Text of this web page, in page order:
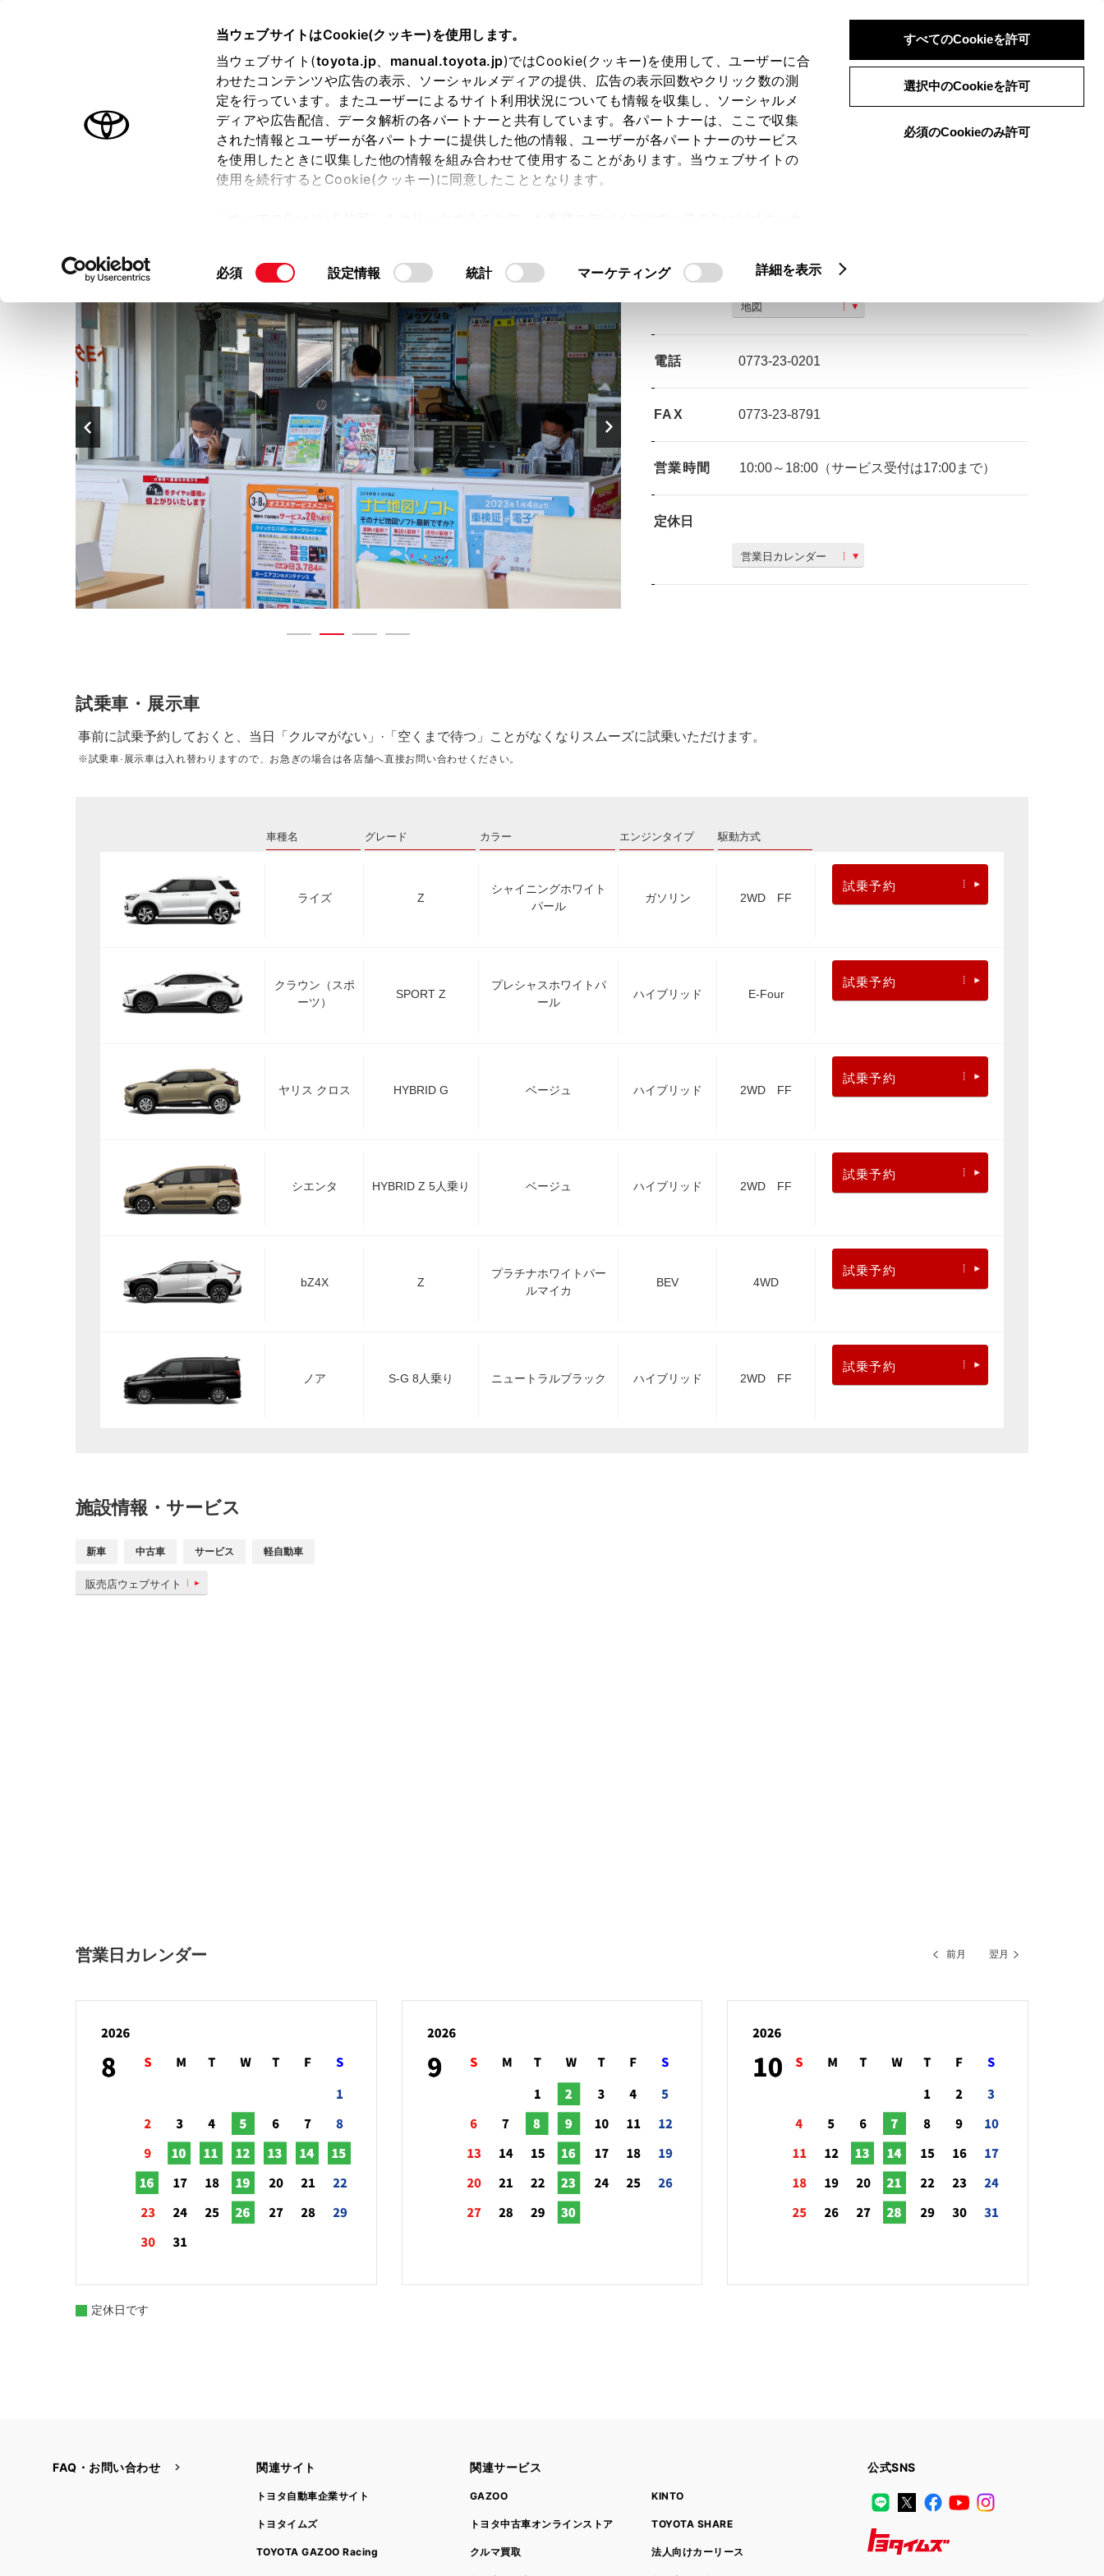
当ウェブサイトはCookie(クッキー)を使用します。
当ウェブサイト(toyota.jp、 manual.toyota.jp)ではCookie(クッキー)を使用して、ユーザーに合
わせたコンテンツや広告の表示、ソーシャルメディアの提供、広告の表示回数やクリック数の測
定を行っています。またユーザーによるサイト利用状況についても情報を収集し、ソーシャルメ
ディアや広告配信、データ解析の各パートナーと共有しています。各パートナーは、ここで収集
された情報とユーザーが各パートナーに提供した他の情報、ユーザーが各パートナーのサービス
を使用したときに収集した他の情報を組み合わせて使用することがあります。当ウェブサイトの
使用を続行するとCookie(クッキー)に同意したこととなります。
て」をご覧ください。
同
の
選
択
必須 設定情報 統計 マーケティング 詳細を表示
すべてのCookieを許可
選択中のCookieを許可
必須のCookieのみ許可
ログイン 検索 メニュー
オーナーサポート トピックス
店舗トップ ご購入相談
住所 福知山市堀草木２３０９−１
地図
電話 0773-23-0201
FAX 0773-23-8791
営業時間 10:00～18:00（サービス受付は17:00まで）
定休日
営業日カレンダー
試乗車・展示車
事前に試乗予約しておくと、当日「クルマがない」·「空くまで待つ」ことがなくなりスムーズに試乗いただけます。
※試乗車·展示車は入れ替わりますので、お急ぎの場合は各店舗へ直接お問い合わせください。
車種名 グレード カラー エンジンタイプ 駆動方式
ライズ Z
シャイニングホワイト
パール
ガソリン 2WD FF
試乗予約
クラウン（スポ
ーツ）
SPORT Z
プレシャスホワイトパ
ール
ハイブリッド E-Four
試乗予約
ヤリス クロス HYBRID G ベージュ ハイブリッド 2WD FF
試乗予約
シエンタ HYBRID Z 5人乗り ベージュ ハイブリッド 2WD FF
試乗予約
bZ4X Z
プラチナホワイトパー
ルマイカ
BEV 4WD
試乗予約
ノア S-G 8人乗り ニュートラルブラック ハイブリッド 2WD FF
試乗予約
施設情報・サービス
新車 中古車 サービス 軽自動車
販売店ウェブサイト
営業日カレンダー 前月 翌月
定休日です
FAQ・お問い合わせ 関連サイト
トヨタ自動車企業サイト
トヨタイムズ
TOYOTA GAZOO Racing
関連サービス
GAZOO
トヨタ中古車オンラインストア
クルマ買取
KINTO
TOYOTA SHARE
法人向けカーリース
公式SNS
LINE
X FacebookYouTube